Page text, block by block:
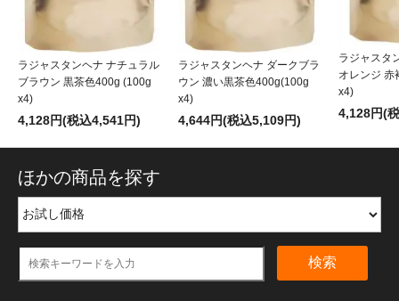
ラジャスタンヘナ ナチュラル
ブラウン 黒茶色400g (100g
x4)
4,128円(税込4,541円)
ラジャスタンヘナ ダークブラ
ウン 濃い黒茶色400g(100g
x4)
4,644円(税込5,109円)
ラジャスタ
オレンジ
x4)
4,128円(
ほかの商品を探す
検索